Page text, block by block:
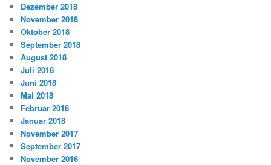
Dezember 2018
November 2018
Oktober 2018
September 2018
August 2018
Juli 2018
Juni 2018
Mai 2018
Februar 2018
Januar 2018
November 2017
September 2017
November 2016